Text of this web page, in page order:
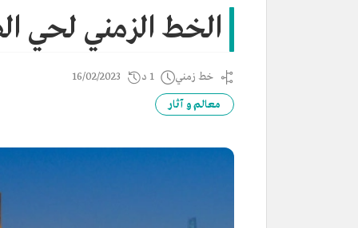
الخط الزمني لحي
خط زمني 1 د 16/02/2023
معالم و آثار